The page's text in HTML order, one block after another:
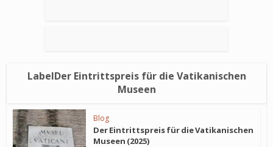
LabelDer Eintrittspreis für die Vatikanischen
Museen
Blog
Der Eintrittspreis für die Vatikanischen
Museen (2025)